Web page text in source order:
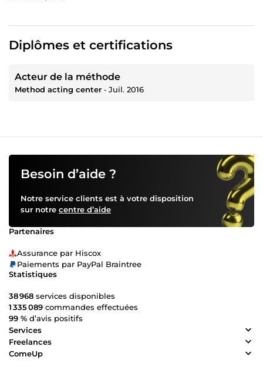
Diplômes et certifications
Acteur de la méthode
Method acting center ‐ Juil. 2016
Besoin d’aide ?
Notre service clients est à votre disposition
sur notre centre d’aide
Partenaires
Assurance par Hiscox
Paiements par PayPal Braintree
Statistiques
38 968 services disponibles
1 335 089 commandes effectuées
99 % d’avis positifs
Services
Freelances
ComeUp